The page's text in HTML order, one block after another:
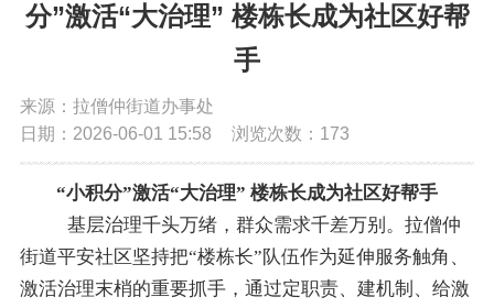
政务公开
政务服务
互动交流
数据发布
分”激活“大治理” 楼栋长成为社区好帮
手
来源：拉僧仲街道办事处
日期：2026-06-01 15:58
浏览次数： 173
“小积分”激活“大治理” 楼栋长成为社区好帮手
基层治理千头万绪，群众需求千差万别。拉僧仲
街道平安社区坚持把“楼栋长”队伍作为延伸服务触角、
激活治理末梢的重要抓手，通过定职责、建机制、给激